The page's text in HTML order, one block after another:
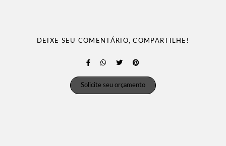
DEIXE SEU COMENTÁRIO, COMPARTILHE!
Solicite seu orçamento